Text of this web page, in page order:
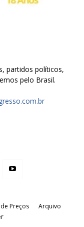
partidos políticos,
pelo Brasil.
Preços
Arquivo